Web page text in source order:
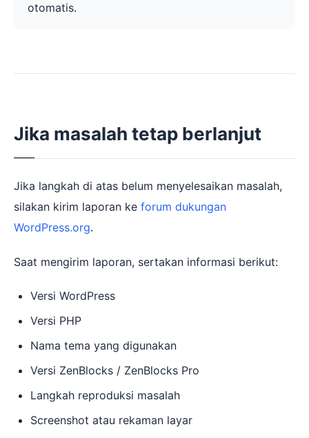
otomatis.
Jika masalah tetap berlanjut
Jika langkah di atas belum menyelesaikan masalah,
silakan kirim laporan ke forum dukungan
WordPress.org.
Saat mengirim laporan, sertakan informasi berikut:
Versi WordPress
Versi PHP
Nama tema yang digunakan
Versi ZenBlocks / ZenBlocks Pro
Langkah reproduksi masalah
Screenshot atau rekaman layar